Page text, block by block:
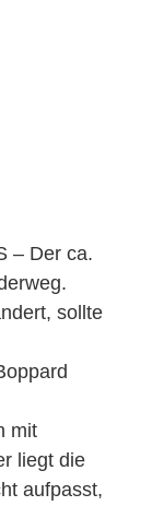
– Der ca.
sollte
mit
liegt die
aufpasst,